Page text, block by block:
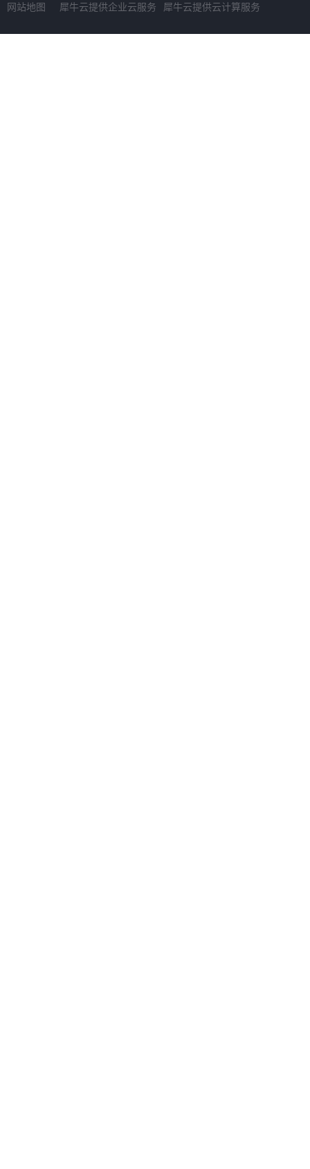
网站地图
犀牛云提供企业云服务 犀牛云提供云计算服务